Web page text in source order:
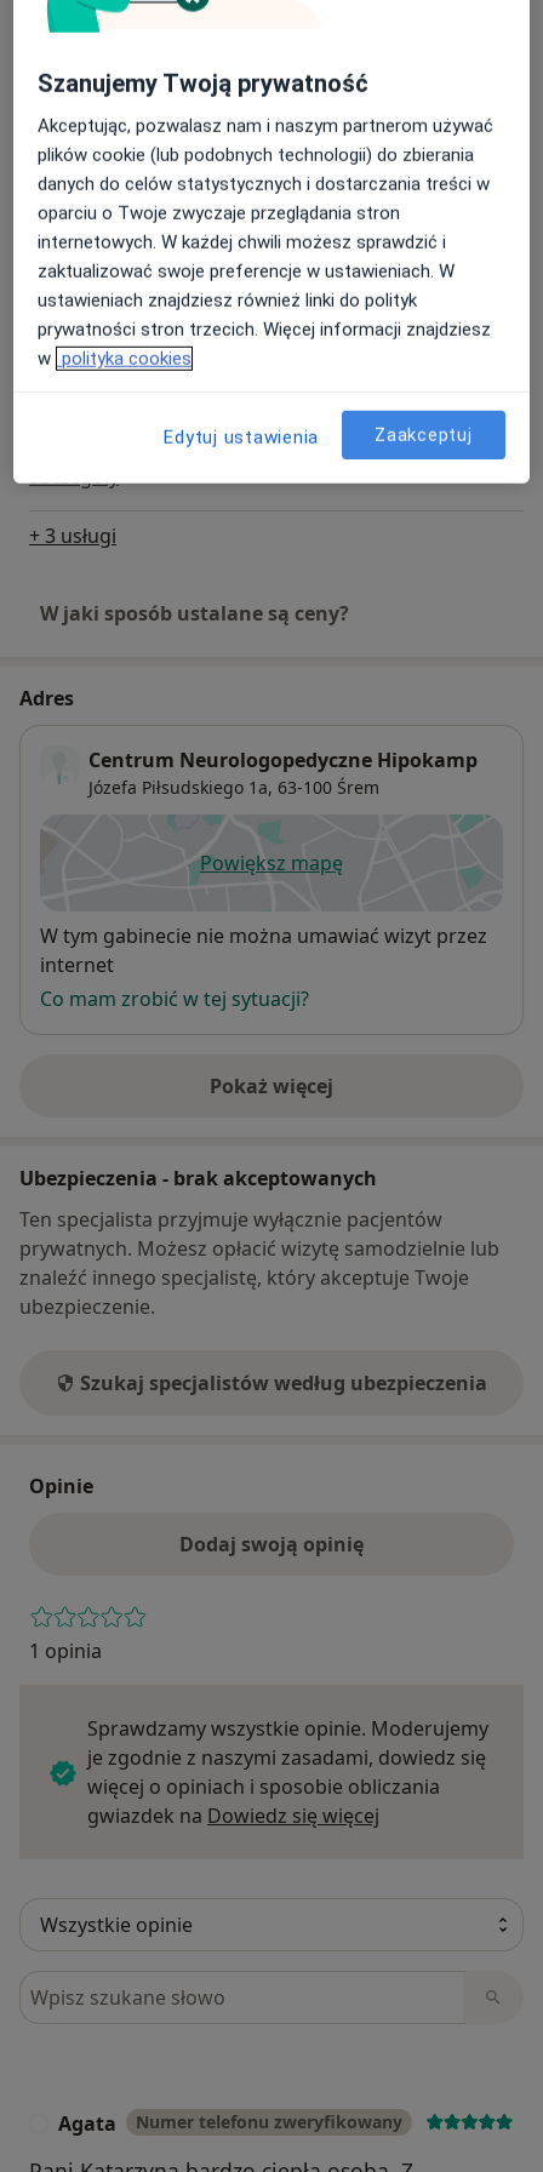
Usługi i ceny
Badania diagnostyczne
Szczegóły
Diagnoza neurologopedyczna
Szczegóły
Konsultacja neurologopedyczna
Szczegóły
Korekcja wad wymowy
Rehabilitacja mowy
Szczegóły
+ 3 usługi
W jaki sposób ustalane są ceny?
Adres
Centrum Neurologopedyczne Hipokamp
Józefa Piłsudskiego 1a, 63-100 Śrem
Powiększ mapęotwiera się w nowej karcie
Dostępność
W tym gabinecie nie można umawiać wizyt przez
internet
Co mam zrobić w tej sytuacji?
Pokaż więcej
o adresie
Ubezpieczenia - brak akceptowanych
Ten specjalista przyjmuje wyłącznie pacjentów
prywatnych. Możesz opłacić wizytę samodzielnie lub
znaleźć innego specjalistę, który akceptuje Twoje
ubezpieczenie.
Szukaj specjalistów według ubezpieczenia
Opinie
Dodaj swoją opinię
1 opinia
Sprawdzamy wszystkie opinie. Moderujemy
je zgodnie z naszymi zasadami, dowiedz się
więcej o opiniach i sposobie obliczania
gwiazdek na Dowiedz się więcej
Szukaj w opiniach
Agata Numer telefonu zweryfikowany
Szanujemy Twoją prywatność
Akceptując, pozwalasz nam i naszym partnerom używać
plików cookie (lub podobnych technologii) do zbierania
danych do celów statystycznych i dostarczania treści w
oparciu o Twoje zwyczaje przeglądania stron
internetowych. W każdej chwili możesz sprawdzić i
zaktualizować swoje preferencje w ustawieniach. W
ustawieniach znajdziesz również linki do polityk
prywatności stron trzecich. Więcej informacji znajdziesz
w polityka cookies
Edytuj ustawienia Zaakceptuj